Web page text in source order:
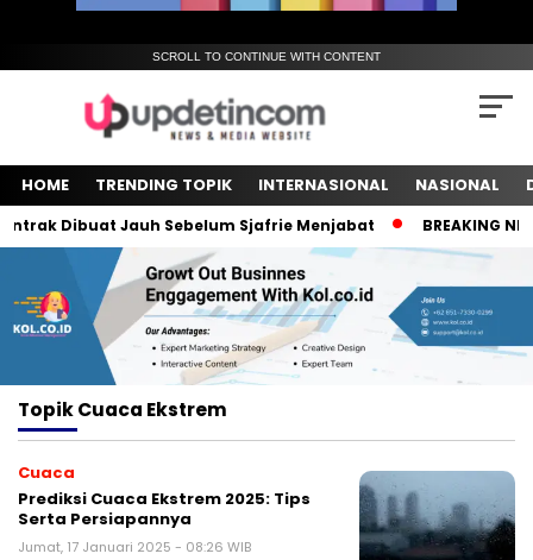
SCROLL TO CONTINUE WITH CONTENT
HOME TRENDING TOPIK INTERNASIONAL NASIONAL
Dibuat Jauh Sebelum Sjafrie Menjabat BREAKING
TopikCuaca Ekstrem
Cuaca
Prediksi Cuaca Ekstrem 2025: Tips
Serta Persiapannya
Jumat, 17 Januari 2025 - 08:26 WIB